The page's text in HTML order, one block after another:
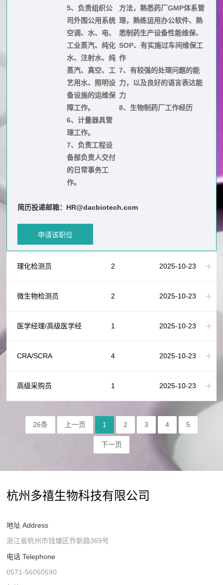
5、负责组织公
司外围公用系统
空调、水、电、
工业蒸汽、纯化
水、注射水、纯
蒸汽、真空、工
艺用水、照明设
备设施的运维保
障工作。
6、计量器具管
理工作。
7、负责工程设
备部负责人交付
的日常事务工
作。
方法，熟悉药厂GMP体系管
理，熟练运用办公软件、熟
悉制药生产设备性能维保、
SOP、有实施过车间维保工
作
7、有较强的处理问题的能
力，以及良好的语言表达能
力
8、生物制药厂工作经历
简历投递邮箱：HR@dacbiotech.com
申请该职位
理化检测员 2 2025-10-23
微生物检测员 2 2025-10-23
医学经理/高级医学经
理
1 2025-10-23
CRA/SCRA 4 2025-10-23
高级采购员 1 2025-10-23
26条 上一页 1 2 3 4 5
下一页
杭州多禧生物科技有限公司
地址 Address
浙江省杭州市钱塘区乔新路369号
电话 Telephone
0571-56050590